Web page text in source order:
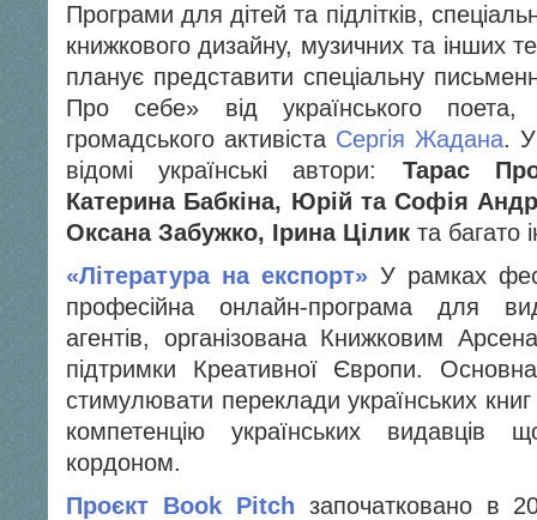
Програми для дітей та підлітків,
книжкового дизайну, музичних та інших
планує представити спеціальну
Про себе» від українського поета,
громадського активіста Сергія Жадана.
відомі українські автори: Тарас
Катерина Бабкіна, Юрій та Софія
Оксана Забужко, Ірина Цілик та багато
«Література на експорт» У рамках
професійна онлайн-програма для
агентів, організована Книжковим
підтримки Креативної Європи.
стимулювати переклади українських
компетенцію українських
кордоном.
Проєкт Book Pitch започатковано в